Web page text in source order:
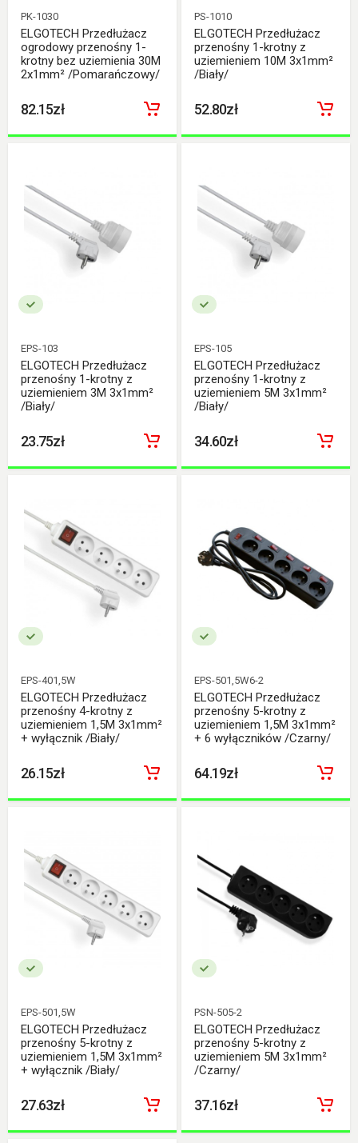
PK-1030
ELGOTECH Przedłużacz
ogrodowy przenośny 1-
krotny bez uziemienia 30M
2x1mm² /Pomarańczowy/
82.15zł
PS-1010
ELGOTECH Przedłużacz
przenośny 1-krotny z
uziemieniem 10M 3x1mm²
/Biały/
52.80zł
EPS-103
ELGOTECH Przedłużacz
przenośny 1-krotny z
uziemieniem 3M 3x1mm²
/Biały/
23.75zł
EPS-105
ELGOTECH Przedłużacz
przenośny 1-krotny z
uziemieniem 5M 3x1mm²
/Biały/
34.60zł
EPS-401,5W
ELGOTECH Przedłużacz
przenośny 4-krotny z
uziemieniem 1,5M 3x1mm²
+ wyłącznik /Biały/
26.15zł
EPS-501,5W6-2
ELGOTECH Przedłużacz
przenośny 5-krotny z
uziemieniem 1,5M 3x1mm²
+ 6 wyłączników /Czarny/
64.19zł
EPS-501,5W
ELGOTECH Przedłużacz
przenośny 5-krotny z
uziemieniem 1,5M 3x1mm²
+ wyłącznik /Biały/
27.63zł
PSN-505-2
ELGOTECH Przedłużacz
przenośny 5-krotny z
uziemieniem 5M 3x1mm²
/Czarny/
37.16zł